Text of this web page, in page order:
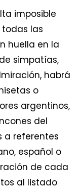
imposible
las
huella en la
simpatías,
habrá
o
argentinos,
del
a referentes
español o
de cada
al listado